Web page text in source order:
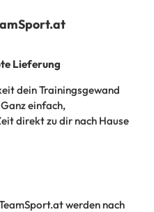
Lieferung
dein Trainingsgewand
einfach,
direkt zu dir nach Hause
werden nach